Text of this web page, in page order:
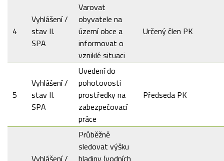
4
Vyhlášení /
stav II.
SPA
Varovat
obyvatele na
území obce a
informovat o
vzniklé situaci
Určený člen PK
5
Vyhlášení /
stav II.
SPA
Uvedení do
pohotovosti
prostředky na
zabezpečovací
práce
Předseda PK
Vyhlášení /
Průběžně
sledovat výšku
hladiny (vodních